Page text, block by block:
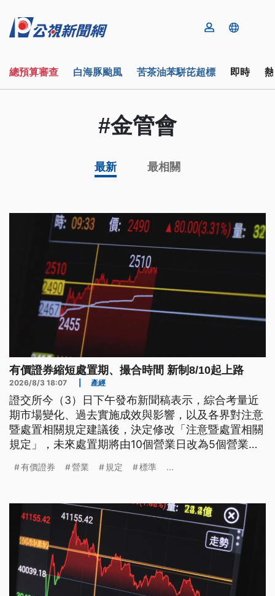
總預算審查 白海豚颱風 苦茶油苯駢芘超標 即時
#金管會
最新 最相關
有價證券縮短處置期、撮合時間 新制8/10起上路
2026/8/3 18:07 產經
證交所今（3）日下午發布新聞稿表示，綜合考量近
期市場變化、過去實施成效與影響，以及各界對注意
暨處置相關規定建議後，決定修改「注意暨處置相關
規定」，未來處置期將由10個營業日改為5個營業
20分鐘撮合一次，改為每2分鐘撮合一次，相關規定
有價證券 營業 規定 標準 ...